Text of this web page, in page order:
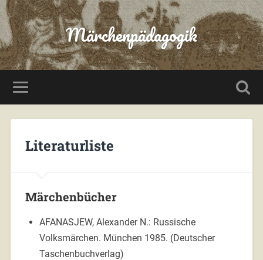
Märchenpädagogik
Literaturliste
Märchenbücher
AFANASJEW, Alexander N.: Russische
Volksmärchen. München 1985. (Deutscher
Taschenbuchverlag)